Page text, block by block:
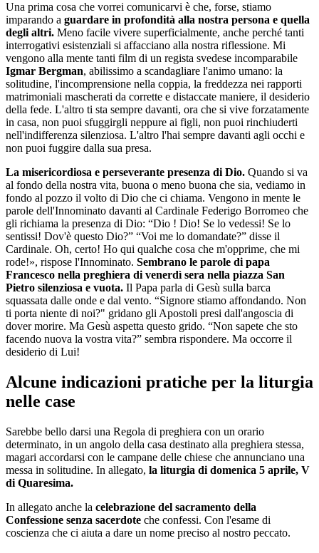
Una prima cosa che vorrei comunicarvi è che, forse, stiamo
imparando a guardare in profondità alla nostra persona e quella
degli altri. Meno facile vivere superficialmente, anche perché tanti
interrogativi esistenziali si affacciano alla nostra riflessione. Mi
vengono alla mente tanti film di un regista svedese incomparabile
Igmar Bergman, abilissimo a scandagliare l'animo umano: la
solitudine, l'incomprensione nella coppia, la freddezza nei rapporti
matrimoniali mascherati da corrette e distaccate maniere, il desiderio
della fede. L'altro ti sta sempre davanti, ora che si vive forzatamente
in casa, non puoi sfuggirgli neppure ai figli, non puoi rinchiuderti
nell'indifferenza silenziosa. L'altro l'hai sempre davanti agli occhi e
non puoi fuggire dalla sua presa.
La misericordiosa e perseverante presenza di Dio. Quando si va
al fondo della nostra vita, buona o meno buona che sia, vediamo in
fondo al pozzo il volto di Dio che ci chiama. Vengono in mente le
parole dell'Innominato davanti al Cardinale Federigo Borromeo che
gli richiama la presenza di Dio: “Dio ! Dio! Se lo vedessi! Se lo
sentissi! Dov'è questo Dio?” “Voi me lo domandate?” disse il
Cardinale. Oh, certo! Ho qui qualche cosa che m'opprime, che mi
rode!», rispose l'Innominato. Sembrano le parole di papa
Francesco nella preghiera di venerdì sera nella piazza San
Pietro silenziosa e vuota. Il Papa parla di Gesù sulla barca
squassata dalle onde e dal vento. “Signore stiamo affondando. Non
ti porta niente di noi?" gridano gli Apostoli presi dall'angoscia di
dover morire. Ma Gesù aspetta questo grido. “Non sapete che sto
facendo nuova la vostra vita?” sembra rispondere. Ma occorre il
desiderio di Lui!
Alcune indicazioni pratiche per la liturgia
nelle case
Sarebbe bello darsi una Regola di preghiera con un orario
determinato, in un angolo della casa destinato alla preghiera stessa,
magari accordarsi con le campane delle chiese che annunciano una
messa in solitudine. In allegato, la liturgia di domenica 5 aprile, V
di Quaresima.
In allegato anche la celebrazione del sacramento della
Confessione senza sacerdote che confessi. Con l'esame di
coscienza che ci aiuta a dare un nome preciso al nostro peccato.